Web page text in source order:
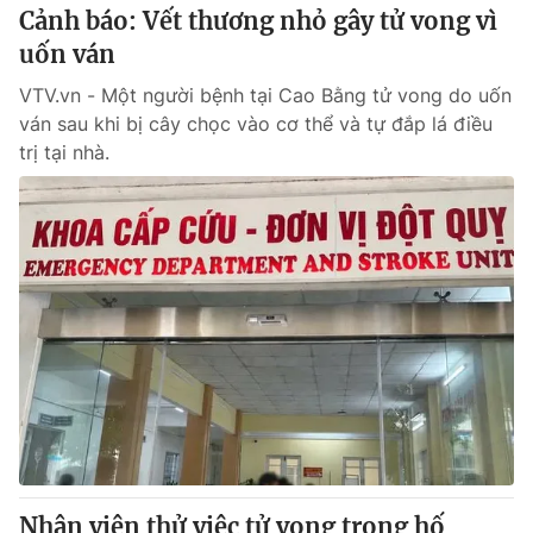
Cảnh báo: Vết thương nhỏ gây tử vong vì
uốn ván
VTV.vn - Một người bệnh tại Cao Bằng tử vong do uốn
ván sau khi bị cây chọc vào cơ thể và tự đắp lá điều
trị tại nhà.
Nhân viên thử việc tử vong trong hố